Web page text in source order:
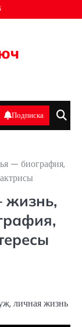
Подписка
— биография,
жизнь,